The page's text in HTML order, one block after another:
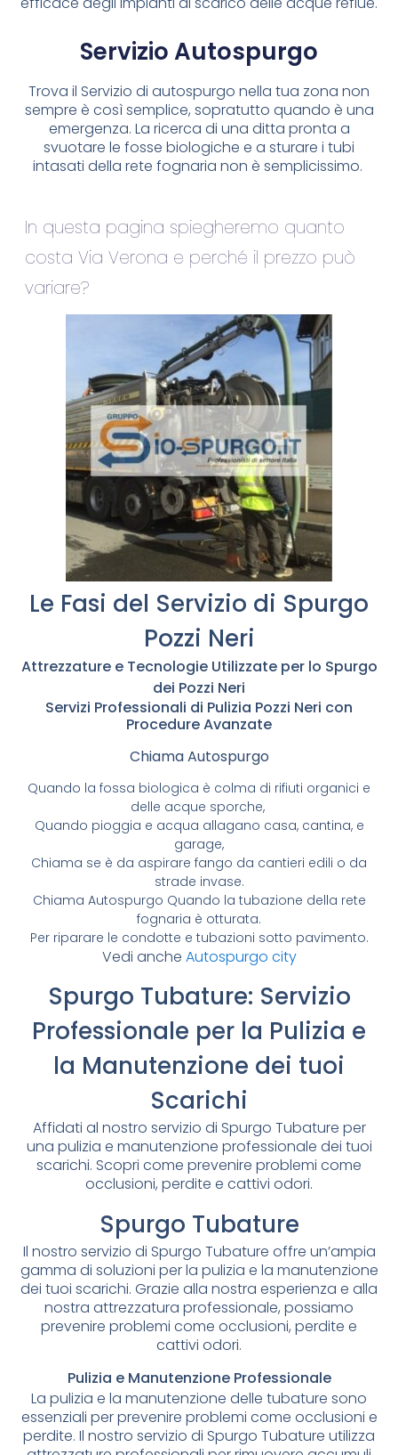
Servizio Autospurgo
Trova il Servizio di autospurgo nella tua zona non
sempre è così semplice, sopratutto quando è una
emergenza. La ricerca di una ditta pronta a
svuotare le fosse biologiche e a sturare i tubi
intasati della rete fognaria non è semplicissimo.
In questa pagina spiegheremo quanto
costa Via Verona e perché il prezzo può
variare?
Le Fasi del Servizio di Spurgo
Pozzi Neri
Attrezzature e Tecnologie Utilizzate per lo Spurgo
dei Pozzi Neri
Servizi Professionali di Pulizia Pozzi Neri con
Procedure Avanzate
Chiama Autospurgo
Quando la fossa biologica è colma di rifiuti organici e
delle acque sporche,
Quando pioggia e acqua allagano casa, cantina, e
garage,
Chiama se è da aspirare fango da cantieri edili o da
strade invase.
Chiama Autospurgo Quando la tubazione della rete
fognaria è otturata.
Per riparare le condotte e tubazioni sotto pavimento.
Vedi anche Autospurgo city
Spurgo Tubature: Servizio
Professionale per la Pulizia e
la Manutenzione dei tuoi
Scarichi
Affidati al nostro servizio di Spurgo Tubature per
una pulizia e manutenzione professionale dei tuoi
scarichi. Scopri come prevenire problemi come
occlusioni, perdite e cattivi odori.
Spurgo Tubature
Il nostro servizio di Spurgo Tubature offre un’ampia
gamma di soluzioni per la pulizia e la manutenzione
dei tuoi scarichi. Grazie alla nostra esperienza e alla
nostra attrezzatura professionale, possiamo
prevenire problemi come occlusioni, perdite e
cattivi odori.
Pulizia e Manutenzione Professionale
La pulizia e la manutenzione delle tubature sono
essenziali per prevenire problemi come occlusioni e
perdite. Il nostro servizio di Spurgo Tubature utilizza